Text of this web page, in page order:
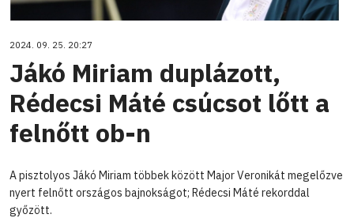
2024. 09. 25. 20:27
Jákó Miriam duplázott,
Rédecsi Máté csúcsot lőtt a
felnőtt ob-n
A pisztolyos Jákó Miriam többek között Major Veronikát megelőzve
nyert felnőtt országos bajnokságot; Rédecsi Máté rekorddal
győzött.